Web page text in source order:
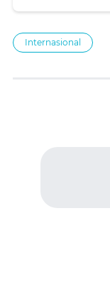
Internasional